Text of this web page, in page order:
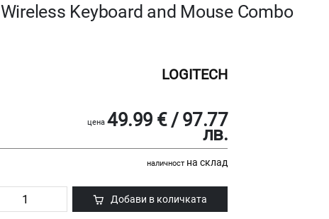
Keyboard and Mouse Combo
LOGITECH
цена 49.99 € / 97.77
лв.
наличност на склад
Добави в количката